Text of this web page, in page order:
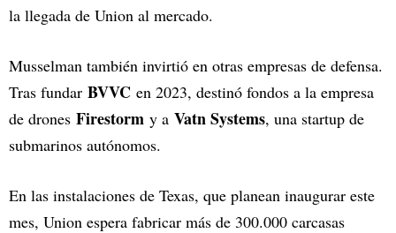
la llegada de Union al mercado.
Musselman también invirtió en otras empresas de defensa.
Tras fundar BVVC en 2023, destinó fondos a la empresa
de drones Firestorm y a Vatn Systems, una startup de
submarinos autónomos.
En las instalaciones de Texas, que planean inaugurar este
mes, Union espera fabricar más de 300.000 carcasas